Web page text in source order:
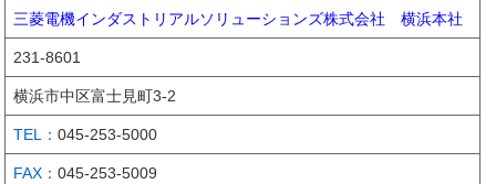
三菱電機インダストリアルソリューションズ株式会社 横浜本社
231-8601
横浜市中区富士見町3-2
045-253-5000
045-253-5009